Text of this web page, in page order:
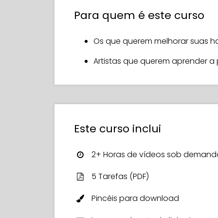
ao longo dos anos trabalhando
em um retrato deslumbrante.
Ginevra desmistifica todo o
e construir cores para criar
Ao final do curso, você se sentirá
retratos lindos que você terá orgulho
Para quem é este curso
Os que querem melhorar suas
Artistas que querem aprender
Este curso inclui
2+ Horas de vídeos sob
5 Tarefas (PDF)
Pincéis para download